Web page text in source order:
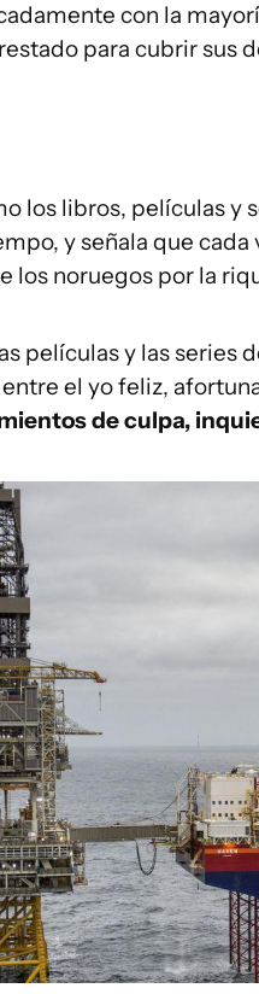
con la
para cubrir sus
los libros, películas y
y señala que
los noruegos por la
películas y las series
el yo feliz,
de culpa,